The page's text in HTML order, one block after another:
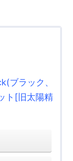
ブラック、
ト[旧太陽精